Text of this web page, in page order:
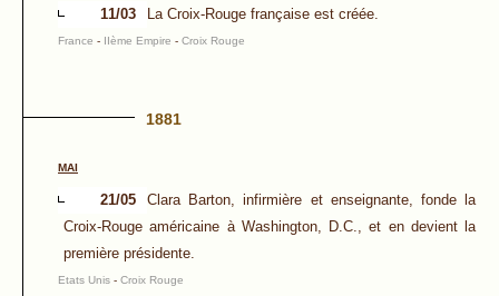
11/03 La Croix-Rouge française est créée.
France - IIème Empire - Croix Rouge
1881
MAI
21/05
Clara Barton, infirmière et enseignante, fonde la
Croix-Rouge américaine à Washington, D.C., et en devient la
première présidente.
Etats Unis - Croix Rouge